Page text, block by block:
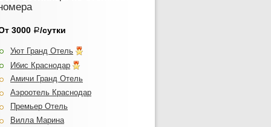
3000 Р/сутки
Уют Гранд Отель
Ибис Краснодар
Амичи Гранд Отель
Аэроотель Краснодар
Премьер Отель
Вилла Марина